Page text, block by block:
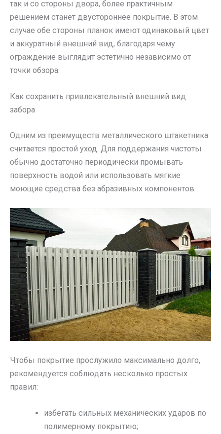
так и со стороны двора, более практичным
решением станет двустороннее покрытие. В этом
случае обе стороны планок имеют одинаковый цвет
и аккуратный внешний вид, благодаря чему
ограждение выглядит эстетично независимо от
точки обзора.
Как сохранить привлекательный внешний вид
забора
Одним из преимуществ металлического штакетника
считается простой уход. Для поддержания чистоты
обычно достаточно периодически промывать
поверхность водой или использовать мягкие
моющие средства без абразивных компонентов.
Чтобы покрытие прослужило максимально долго,
рекомендуется соблюдать несколько простых
правил:
избегать сильных механических ударов по
полимерному покрытию;